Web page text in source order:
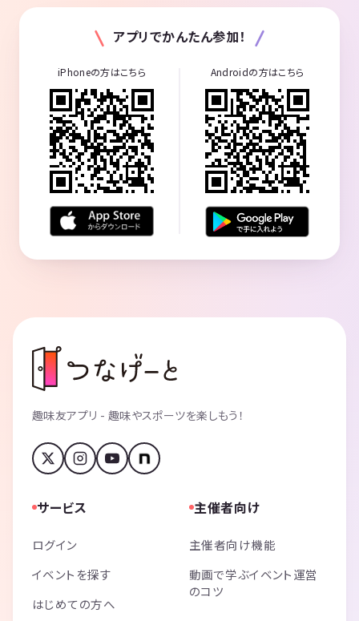
アプリでかんたん参加！
iPhoneの方はこちら Androidの方はこちら
趣味友アプリ - 趣味やスポーツを楽しもう！
サービス
ログイン
イベントを探す
はじめての方へ
主催者向け
主催者向け機能
動画で学ぶイベント運営
のコツ